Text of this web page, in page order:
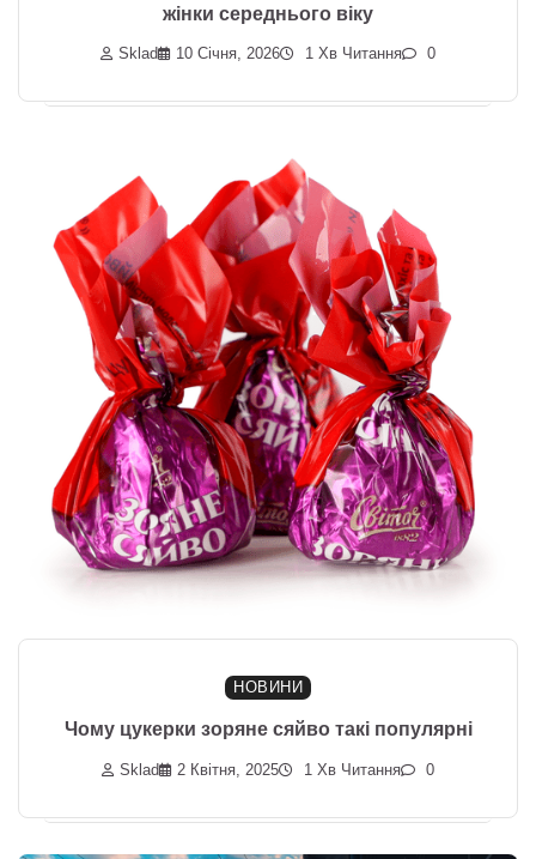
жінки середнього віку
Sklad 10 Січня, 2026 1 Хв Читання 0
НОВИНИ
Чому цукерки зоряне сяйво такі популярні
Sklad 2 Квітня, 2025 1 Хв Читання 0